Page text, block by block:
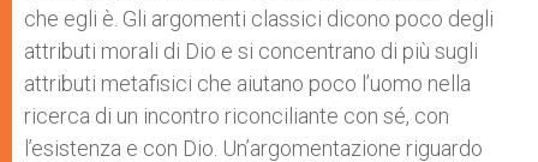
che egli è. Gli argomenti classici dicono poco degli
attributi morali di Dio e si concentrano di più sugli
attributi metafisici che aiutano poco l’uomo nella
ricerca di un incontro riconciliante con sé, con
l’esistenza e con Dio. Un’argomentazione riguardo